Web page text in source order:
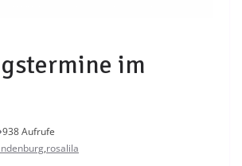
im
938 Aufrufe
,rosalila